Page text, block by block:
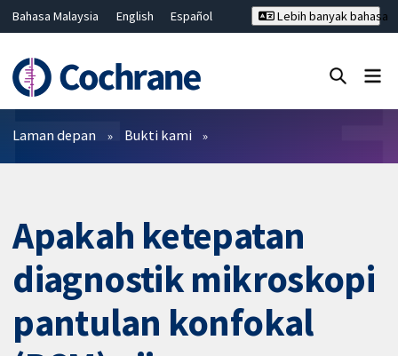
Bahasa Malaysia English
Español
Hrvatski
Deutsch ไทย
繁體中文
简体中文
Lebih banyak bahasa
Penapis
Laman depan Bukti kami
Apakah ketepatan
diagnostik mikroskopi
pantulan konfokal